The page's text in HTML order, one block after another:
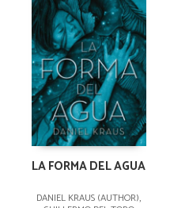
LA FORMA DEL AGUA
DANIEL KRAUS (AUTHOR),